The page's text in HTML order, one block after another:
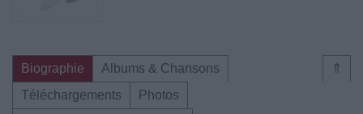
⇑
Biographie
Albums & Chansons
Téléchargements
Photos